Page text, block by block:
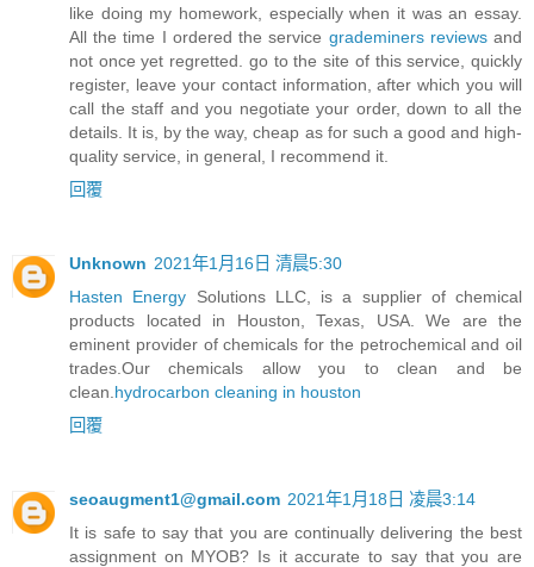
like doing my homework, especially when it was an essay.
All the time I ordered the service grademiners reviewsand
not once yet regretted. go to the site of this service, quickly
register, leave your contact information, after which you will
call the staff and you negotiate your order, down to all the
details. It is, by the way, cheap as for such a good and high-
quality service, in general, I recommend it.
回覆
Unknown 2021年1月16日 清晨5:30
Hasten Energy Solutions LLC, is a supplier of chemical
products located in Houston, Texas, USA. We are the
eminent provider of chemicals for the petrochemical and oil
trades.Our chemicals allow you to clean and be
clean. hydrocarbon cleaning in houston
回覆
seoaugment1@gmail.com 2021年1月18日 凌晨3:14
It is safe to say that you are continually delivering the best
assignment on MYOB? Is it accurate to say that you are